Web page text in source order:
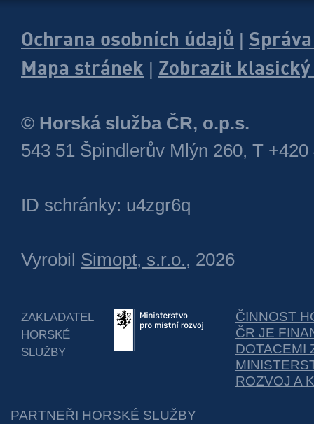
Ochrana osobních údajů |
Mapa stránek | Zobrazit
© Horská služba ČR, o.p.s.
543 51 Špindlerův Mlýn 260, T +420
ID schránky: u4zgr6q
Vyrobil Simopt, s.r.o., 2026
ZAKLADATEL
HORSKÉ
SLUŽBY
ČINNOST
ČR JE
DOTACEMI
ROZVOJ A
PARTNEŘI HORSKÉ SLUŽBY